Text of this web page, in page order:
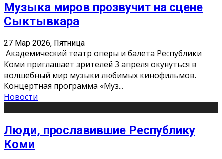
Музыка миров прозвучит на сцене
Сыктывкара
27 Мар 2026, Пятница
Академический театр оперы и балета Республики
Коми приглашает зрителей 3 апреля окунуться в
волшебный мир музыки любимых кинофильмов.
Концертная программа «Муз...
Новости
Люди, прославившие Республику
Коми